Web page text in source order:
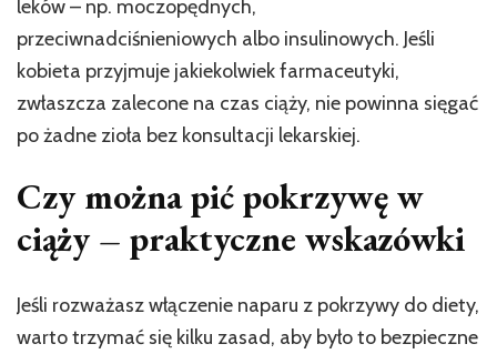
leków – np. moczopędnych,
przeciwnadciśnieniowych albo insulinowych. Jeśli
kobieta przyjmuje jakiekolwiek farmaceutyki,
zwłaszcza zalecone na czas ciąży, nie powinna sięgać
po żadne zioła bez konsultacji lekarskiej.
Czy można pić pokrzywę w
ciąży – praktyczne wskazówki
Jeśli rozważasz włączenie naparu z pokrzywy do diety,
warto trzymać się kilku zasad, aby było to bezpieczne